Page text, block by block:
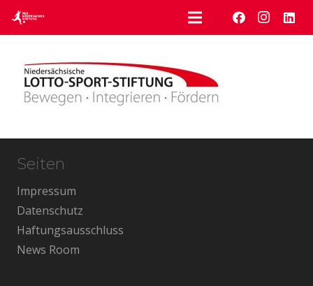
Seiten
Impressum
Datenschutz
Haftungsausschluss
News Room